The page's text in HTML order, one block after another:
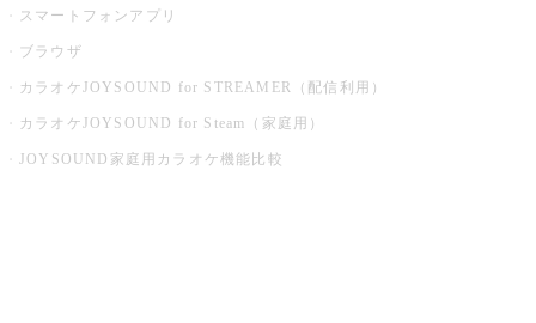
スマートフォンアプリ
ブラウザ
カラオケJOYSOUND for STREAMER（配信利用）
カラオケJOYSOUND for Steam（家庭用）
JOYSOUND家庭用カラオケ機能比較